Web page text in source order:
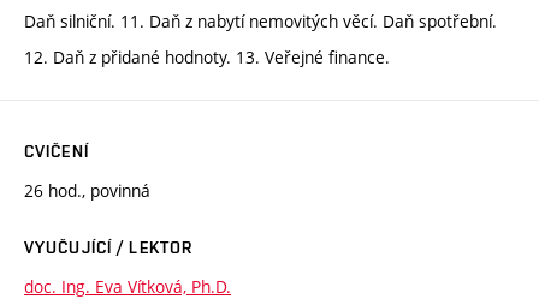
Daň silniční. 11. Daň z nabytí nemovitých věcí. Daň spotřební.
12. Daň z přidané hodnoty. 13. Veřejné finance.
CVIČENÍ
26 hod., povinná
VYUČUJÍCÍ / LEKTOR
doc. Ing. Eva Vítková, Ph.D.